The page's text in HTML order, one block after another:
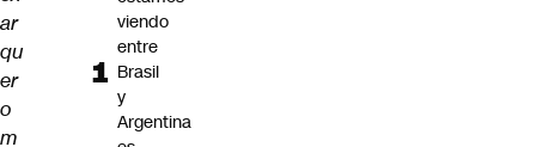
ar
qu
er
o
m
viendo
entre
Brasil
y
Argentina